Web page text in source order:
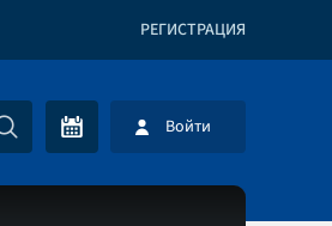
РЕГИСТРАЦИЯ
Войти